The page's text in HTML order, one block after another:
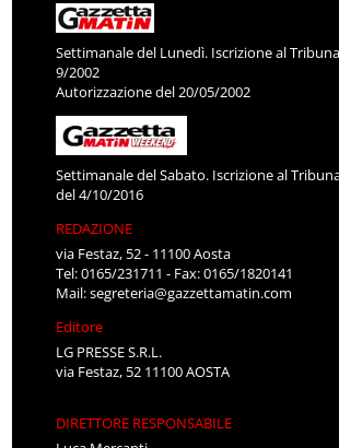
Settimanale del Lunedì. Iscrizione al
9/2002
Autorizzazione del 20/05/2002
Settimanale del Sabato. Iscrizione al
del 4/10/2016
REDAZIONE
via Festaz, 52 - 11100 Aosta
Tel: 0165/231711 - Fax: 0165/1820141
Mail:segreteria@gazzettamatin.com
Editore
LG PRESSE S.R.L.
via Festaz, 52 11100 AOSTA
DIRETTORE RESPONSABILE